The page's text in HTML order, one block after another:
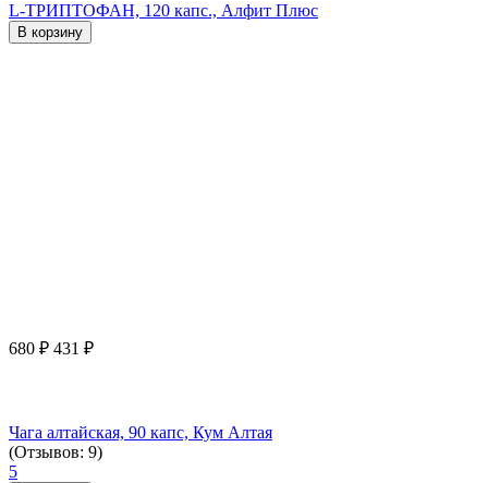
L-ТРИПТОФАН, 120 капс., Алфит Плюс
В корзину
680 ₽ 431 ₽
Чага алтайская, 90 капс, Кум Алтая
(Отзывов: 9)
5